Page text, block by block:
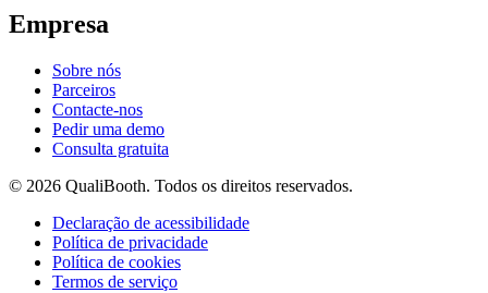
Empresa
Sobre nós
Parceiros
Contacte-nos
Pedir uma demo
Consulta gratuita
© 2026 QualiBooth. Todos os direitos reservados.
Declaração de acessibilidade
Política de privacidade
Política de cookies
Termos de serviço